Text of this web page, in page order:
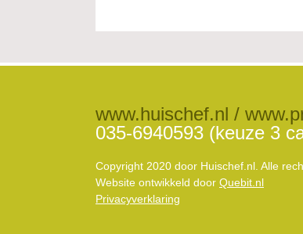
www.huischef.nl /
035-6940593 (keuze 3
Copyright 2020 door Huischef.nl. Alle
Website ontwikkeld door Quebit.nl
Privacyverklaring